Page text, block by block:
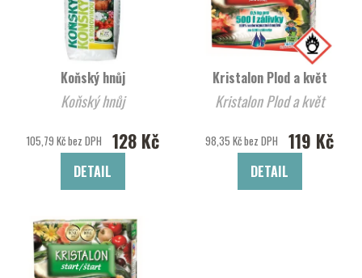
Koňský hnůj
Koňský hnůj
105,79 Kč bez DPH 128 Kč
DETAIL
Kristalon Plod a květ
Kristalon Plod a květ
98,35 Kč bez DPH 119 Kč
DETAIL